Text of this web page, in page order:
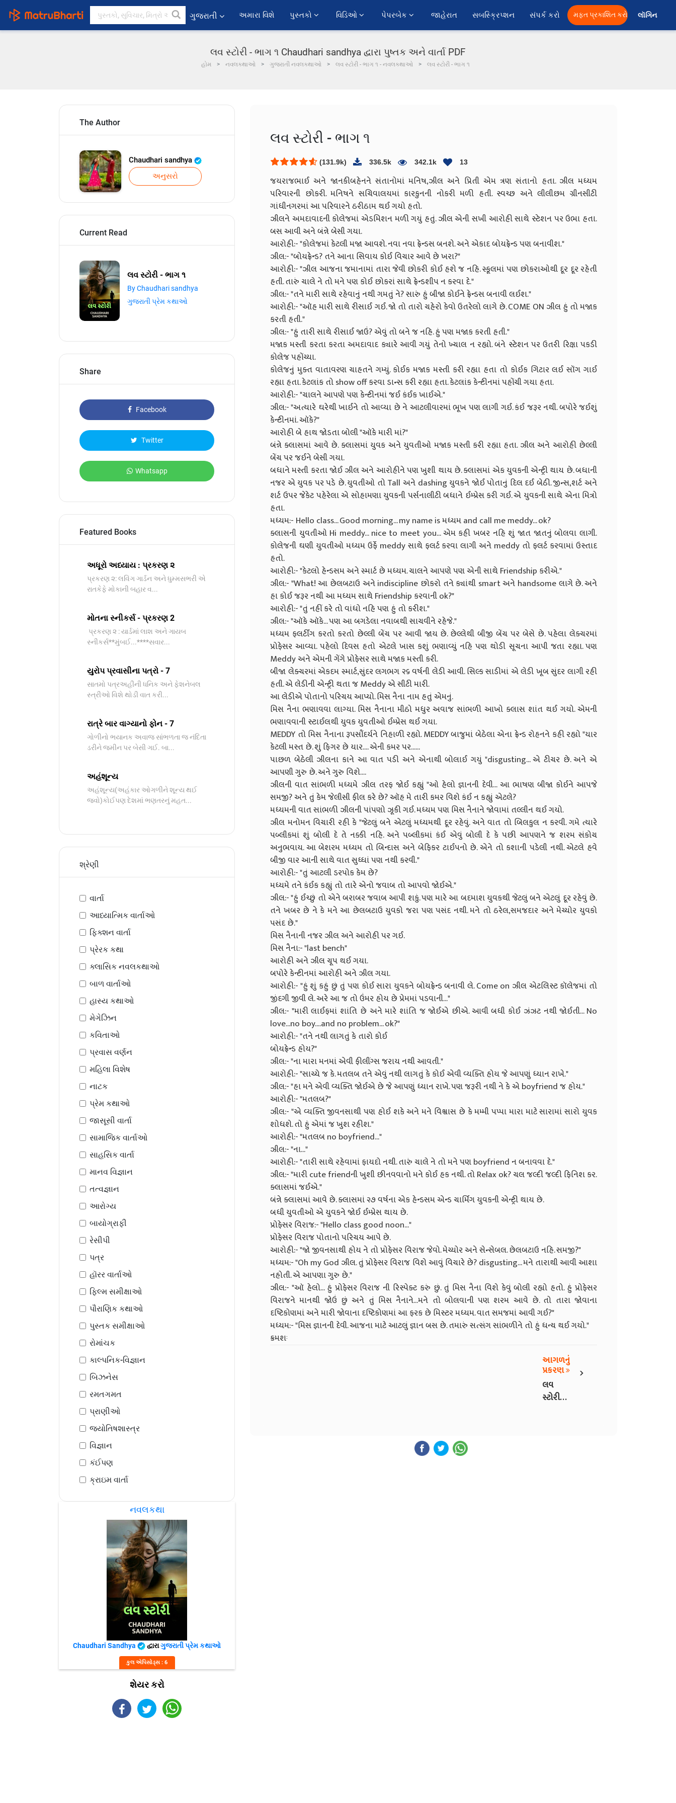
ગુજરાતી અમારા વિશે પુસ્તકો વિડિઓ પેપરબેક જાહેરાત સબસ્ક્રિપ્શન સંપર્ક કરો મફત પ્રકાશિત કરો લૉગિન
લવ સ્ટોરી - ભાગ ૧ Chaudhari sandhya દ્વારા પુષ્તક અને વાર્તા PDF
હોમ નવલકથાઓ ગુજરાતી નવલકથાઓ લવ સ્ટોરી - ભાગ ૧ - નવલકથાઓ લવ સ્ટોરી - ભાગ ૧
The Author
Chaudhari sandhya
અનુસરો
Current Read
લવ સ્ટોરી - ભાગ ૧
By Chaudhari sandhya
ગુજરાતી પ્રેમ કથાઓ
Share
Facebook
Twitter
Whatsapp
Featured Books
અધૂરો અધ્યાય : પ્રકરણ ૨
પ્રકરણ ૨: લવિંગ ગાર્ડન અને ધુમ્મસભરી એ
રાતકેફે મોકાની બહાર વ...
મોતના સ્નીકર્સ - પ્રકરણ 2
પ્રકરણ ૨ : યાર્ડમાં લાશ અને ગાયબ
સ્નીકર્સ**મુંબઈ...****સવાર...
યુરોપ પ્રવાસીના પત્રો - 7
સાતમો પત્રઅહીંની ધનિક અને ફેશનેબલ
સ્ત્રીઓ વિશે થોડી વાત કરી...
રાત્રે બાર વાગ્યાનો ફોન - 7
ગોળીનો ભયાનક અવાજ સાંભળતા જ નંદિતા
ડરીને જમીન પર બેસી ગઈ. બા...
અહંશૂન્ય
અહંશૂન્ય(અહંકાર ઓગળીને શૂન્ય થઈ
જવો)કોઈપણ દેશમાં ભણતરનું મહત...
શ્રેણી
વાર્તા
આધ્યાત્મિક વાર્તાઓ
ફિક્શન વાર્તા
પ્રેરક કથા
ક્લાસિક નવલકથાઓ
બાળ વાર્તાઓ
હાસ્ય કથાઓ
મેગેઝિન
કવિતાઓ
પ્રવાસ વર્ણન
મહિલા વિશેષ
નાટક
પ્રેમ કથાઓ
જાસૂસી વાર્તા
સામાજિક વાર્તાઓ
સાહસિક વાર્તા
માનવ વિજ્ઞાન
તત્વજ્ઞાન
આરોગ્ય
બાયોગ્રાફી
રેસીપી
પત્ર
હૉરર વાર્તાઓ
ફિલ્મ સમીક્ષાઓ
પૌરાણિક કથાઓ
પુસ્તક સમીક્ષાઓ
રોમાંચક
કાલ્પનિક-વિજ્ઞાન
બિઝનેસ
રમતગમત
પ્રાણીઓ
જ્યોતિષશાસ્ત્ર
વિજ્ઞાન
કંઈપણ
ક્રાઇમ વાર્તા
નવલકથા
Chaudhari Sandhya દ્વારાગુજરાતી પ્રેમ કથાઓ
કુલ એપિસોડ્સ : 6
શેયર કરો
લવ સ્ટોરી - ભાગ ૧
(131.9k) 336.5k 342.1k 13
જયરાજભાઈ અને જાનકીબહેનને સંતાનોમાં મનિષ,ઝીલ અને પ્રિતી એમ ત્રણ સંતાનો હતા. ઝીલ મધ્યમ
પરિવારની છોકરી. મનિષને સચિવાલયમાં કારકુનની નોકરી મળી હતી. સ્વચ્છ અને લીલીછમ ગ્રીનસીટી
ગાંધીનગરમાં આ પરિવારને ઠરીઠામ થઈ ગયો હતો.
ઝીલને અમદાવાદની કોલેજમાં એડમિશન મળી ગયું હતું. ઝીલ એની સખી આરોહી સાથે સ્ટેશન પર ઉભા હતા.
બસ આવી અને બંન્ને બેસી ગયા.
આરોહી:- "કોલેજમાં કેટલી મજા આવશે. નવા નવા ફ્રેન્ડસ બનશે. અને એકાદ બોયફ્રેન્ડ પણ બનાવીશ."
ઝીલ:- "બોયફ્રેન્ડ? તને આના સિવાય કોઈ વિચાર આવે છે ખરા?"
આરોહી:- "ઝીલ આજના જમાનામાં તારા જેવી છોકરી કોઈ હશે જ નહિ. સ્કૂલમાં પણ છોકરાઓથી દૂર દૂર રહેતી
હતી. તારું ચાલે ને તો મને પણ કોઈ છોકરાં સાથે ફ્રેન્ડશીપ ન કરવા દે."
ઝીલ:- "તને મારી સાથે રહેવાનું નથી ગમતું ને? સારું હું બીજા કોઈને ફ્રેન્ડસ બનાવી લઈશ."
આરોહી:- "ઑહ મારી સાથે રીસાઈ ગઈ. જો તો તારો ચહેરો કેવો ઉતરેલો લાગે છે. COME ON ઝીલ હું તો મજાક
કરતી હતી."
ઝીલ:- "હું તારી સાથે રીસાઈ જાઉં? એવું તો બને જ નહિ. હું પણ મજાક કરતી હતી."
મજાક મસ્તી કરતા કરતા અમદાવાદ ક્યારે આવી ગયું તેનો ખ્યાલ ન રહ્યો. બંને સ્ટેશન પર ઉતરી રિક્ષા પકડી
કોલેજ પહોંચ્યા.
કોલેજનું મુક્ત વાતાવરણ ચાહતને ગમ્યું. કોઈક મજાક મસ્તી કરી રહ્યા હતા તો કોઈક ગિટાર લઈ સૉંગ ગાઈ
રહ્યા હતા. કેટલાંક તો show off કરવા ડાન્સ કરી રહ્યા હતા. કેટલાંક કેન્ટીનમાં પહોંચી ગયા હતા.
આરોહી:- "ચાલને આપણે પણ કેન્ટીનમાં જઈ કંઈક ખાઈએ."
ઝીલ:- "અત્યારે ઘરેથી ખાઈને તો આવ્યા છે ને આટલીવારમાં ભૂખ પણ લાગી ગઈ. કંઈ જરૂર નથી. બપોરે જઈશું
કેન્ટીનમાં. ઑકે?"
આરોહી બે હાથ જોડતા બોલી "ઑકે મારી માં?"
બંન્ને ક્લાસમાં આવે છે. ક્લાસમાં યુવક અને યુવતીઓ મજાક મસ્તી કરી રહ્યા હતા. ઝીલ અને આરોહી છેલ્લી
બેંચ પર જઈને બેસી ગયા.
બધાને મસ્તી કરતા જોઈ ઝીલ અને આરોહીને પણ ખુશી થાય છે. ક્લાસમાં એક યુવકની એન્ટ્રી થાય છે. બધાની
નજર એ યુવક પર પડે છે. યુવતીઓ તો Tall અને dashing યુવકને જોઈ પોતાનું દિલ દઈ બેઠી. જીન્સ,શર્ટ અને
શર્ટ ઉપર જેકેટ પહેરેલા એ સોહામણા યુવકની પર્સનાલીટી બધાને ઈમ્પ્રેસ કરી ગઈ. એ યુવકની સાથે એના મિત્રો
હતા.
મધ્યમ:- Hello class... Good morning... my name is મધ્યમ and call me meddy... ok?
ક્લાસની યુવતીઓ Hi meddy... nice to meet you... એમ કહી ખબર નહિ શું જાત જાતનું બોલવા લાગી.
કોલેજની ઘણી યુવતીઓ મધ્યમ ઉર્ફે meddy સાથે ફલર્ટ કરવા લાગી અને meddy તો ફલર્ટ કરવામાં ઉસ્તાદ
હતો.
આરોહી:- "કેટલો હેન્ડસમ અને સ્માર્ટ છે મધ્યમ. ચાલને આપણે પણ એની સાથે Friendship કરીએ."
ઝીલ:- "What! આ છેલબટાઉ અને indiscipline છોકરો તને ક્યાંથી smart અને handsome લાગે છે. અને
હા કોઈ જરૂર નથી આ મધ્યમ સાથે Friendship કરવાની ok?"
આરોહી:- "તું નહીં કરે તો વાંધો નહિ પણ હું તો કરીશ."
ઝીલ:- "ઑકે ઑકે... પણ આ બગડેલા નવાબથી સાચવીને રહેજે."
મધ્યમ ફલર્ટીંગ કરતો કરતો છેલ્લી બેંચ પર આવી જાય છે. છેલ્લેથી બીજી બેંચ પર બેસે છે. પહેલા લેક્ચરમાં
પ્રોફેસર આવ્યા. પહેલો દિવસ હતો એટલે ખાસ કશું ભણાવ્યું નહિ પણ થોડી સૂચના આપી જતા રહ્યા. પણ
Meddy અને એમની ગેંગે પ્રોફેસર સાથે મજાક મસ્તી કરી.
બીજા લેક્ચરમાં એકદમ સ્માર્ટ,સુંદર લગભગ ૨૬ વર્ષની લેડી આવી. સિલ્ક સાડીમાં એ લેડી ખૂબ સુંદર લાગી રહી
હતી. એ લેડીની એન્ટ્રી થતા જ Meddy એ સીટી મારી.
આ લેડીએ પોતાનો પરિચય આપ્યો. મિસ નૈના નામ હતું એમનું.
મિસ નૈના ભણાવવા લાગ્યા. મિસ નૈનાના મીઠો મધુર અવાજ સાંભળી આખો ક્લાસ શાંત થઈ ગયો. એમની
ભણાવવાની સ્ટાઈલથી યુવક યુવતીઓ ઈમ્પ્રેસ થઈ ગયા.
MEDDY તો મિસ નૈનાના રૂપસૌંદર્યને નિહાળી રહ્યો. MEDDY બાજુમાં બેઠેલા એના ફ્રેન્ડ રોહનને કહી રહ્યો "યાર
કેટલી મસ્ત છે. શું ફિગર છે યાર.... એની કમર પર......
પાછળ બેઠેલી ઝીલના કાને આ વાત પડી અને એનાથી બોલાઈ ગયું "disgusting... એ ટીચર છે. અને એ
આપણી ગુરુ છે. અને ગુરુ વિશે....
ઝીલની વાત સાંભળી મધ્યમે ઝીલ તરફ જોઈ કહ્યું "ઓ હેલો જ્ઞાનની દેવી... આ ભાષણ બીજા કોઈને આપજે
સમજી? અને તું કેમ જેલીસી ફીલ કરે છે? ઑહ મે તારી કમર વિશે કંઈ ન કહ્યું એટલે?
મધ્યમની વાત સાંભળી ઝીલની પાંપણો ઝૂકી ગઈ. મધ્યમ પણ મિસ નૈનાને જોવામાં તલ્લીન થઈ ગયો.
ઝીલ મનોમન વિચારી રહી કે "જેટલું બને એટલું મધ્યમથી દૂર રહેવું. અને વાત તો બિલકુલ ન કરવી. ગમે ત્યારે
પબ્લીકમાં શું બોલી દે તે નક્કી નહિ. અને પબ્લીકમાં કંઈ એવું બોલી દે કે પછી આપણને જ શરમ સંકોચ
અનુભવાય. આ બેશરમ મધ્યમ તો બિન્દાસ અને બેફિકર ટાઈપનો છે. એને તો કશાની પડેલી નથી. એટલે હવે
બીજી વાર આની સાથે વાત સુધ્ધાં પણ નથી કરવી."
આરોહી:- "તું આટલી ડરપોક કેમ છે?
મધ્યમે તને કંઈક કહ્યું તો તારે એનો જવાબ તો આપવો જોઈએ."
ઝીલ:- "હું ઈચ્છું તો એને બરાબર જવાબ આપી શકું. પણ મારે આ બદમાશ યુવકથી જેટલું બને એટલું દૂર રહેવું છે.
તને ખબર છે ને કે મને આ છેલબટાઉ યુવકો જરા પણ પસંદ નથી. મને તો ઠરેલ,સમજદાર અને મેચ્યોર યુવકો
પસંદ છે."
મિસ નૈનાની નજર ઝીલ અને આરોહી પર ગઈ.
મિસ નૈના:- "last bench"
આરોહી અને ઝીલ ચૂપ થઈ ગયા.
બપોરે કેન્ટીનમાં આરોહી અને ઝીલ ગયા.
આરોહી:- "હું શું કહું છું તું પણ કોઈ સારા યુવકને બોયફ્રેન્ડ બનાવી લે. Come on ઝીલ એટલિસ્ટ કૉલેજમાં તો
જીંદગી જીવી લે. અરે આ જ તો ઉંમર હોય છે પ્રેમમાં પડવાની..."
ઝીલ:- "મારી લાઈફમાં શાંતિ છે અને મારે શાંતિ જ જોઈએ છીએ. આવી બધી કોઈ ઝંઝટ નથી જોઈતી... No
love...no boy....and no problem... ok?"
આરોહી:- "તને નથી લાગતું કે તારો કોઈ
બોયફ્રેન્ડ હોય?"
ઝીલ:- "ના મારા મનમાં એવી ફીલીંગ્સ જરાય નથી આવતી."
આરોહી:- "સાચ્ચે જ કે. મતલબ તને એવું નથી લાગતું કે કોઈ એવી વ્યક્તિ હોય જે આપણું ધ્યાન રાખે."
ઝીલ:- "હા મને એવી વ્યક્તિ જોઈએ છે જે આપણું ધ્યાન રાખે. પણ જરૂરી નથી ને કે એ boyfriend જ હોય."
આરોહી:- "મતલબ?"
ઝીલ:- "એ વ્યક્તિ જીવનસાથી પણ હોઈ શકે અને મને વિશ્વાસ છે કે મમ્મી પપ્પા મારા માટે સારામાં સારો યુવક
શોધશે. તો હું એમાં જ ખુશ રહીશ."
આરોહી:- "મતલબ no boyfriend..."
ઝીલ:- "ના..."
આરોહી:- "તારી સાથે રહેવામાં ફાયદો નથી. તારું ચાલે ને તો મને પણ boyfriend ન બનાવવા દે."
ઝીલ:- "મારી cute friendની ખુશી છીનવવાનો મને કોઈ હક નથી. તો Relax ok? ચલ જલ્દી જલ્દી ફિનિશ કર.
ક્લાસમાં જઈએ."
બંન્ને ક્લાસમાં આવે છે. ક્લાસમાં ૨૭ વર્ષના એક હેન્ડસમ એન્ડ ચાર્મિગ યુવકની એન્ટ્રી થાય છે.
બધી યુવતીઓ એ યુવકને જોઈ ઈમ્પ્રેસ થાય છે.
પ્રોફેસર વિરાજ:- "Hello class good noon..."
પ્રોફેસર વિરાજ પોતાનો પરિચય આપે છે.
આરોહી:- "જો જીવનસાથી હોય ને તો પ્રોફેસર વિરાજ જેવો. મેચ્યોર અને સેન્સેબલ. છેલબટાઉ નહિ. સમજી?"
મધ્યમ:- "Oh my God ઝીલ. તું પ્રોફેસર વિરાજ વિશે આવું વિચારે છે? disgusting... મને તારાથી આવી આશા
નહોતી. એ આપણા ગુરુ છે."
ઝીલ:- "ઑ હેલો... હું પ્રોફેસર વિરાજ ની રિસ્પેક્ટ કરું છું. તું મિસ નૈના વિશે કેવું બોલી રહ્યો હતો. હું પ્રોફેસર
વિરાજને માનથી જોઉં છું અને તું મિસ નૈનાને...મને તો બોલવાની પણ શરમ આવે છે. તો તારા જોવાના
દષ્ટિકોણમાં અને મારી જોવાના દષ્ટિકોણમાં આ ફરક છે મિસ્ટર મધ્યમ. વાત સમજમાં આવી ગઈ?"
મધ્યમ:- "મિસ જ્ઞાનની દેવી. આજના માટે આટલું જ્ઞાન બસ છે. તમારું સત્સંગ સાંભળીને તો હું ધન્ય થઈ ગયો."
ક્રમશઃ
›
આગળનું
પ્રકરણ
લવ
સ્ટોરી -